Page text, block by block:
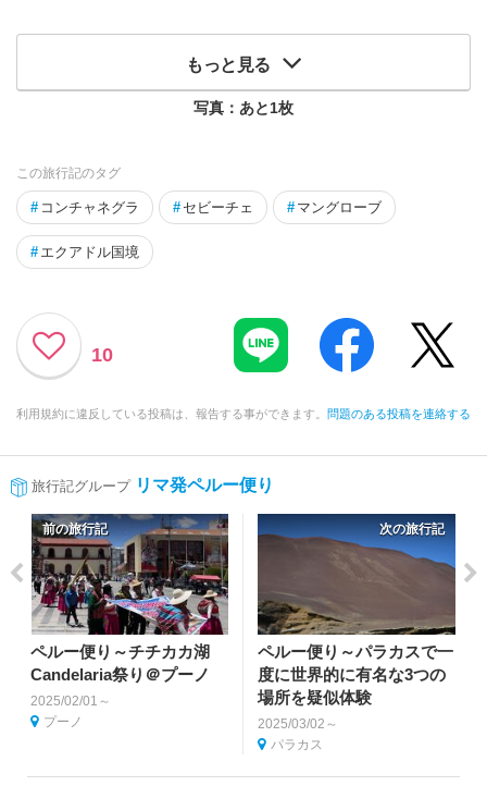
もっと見る
写真：あと1枚
この旅行記のタグ
# コンチャネグラ # セビーチェ # マングローブ
# エクアドル国境
10
利用規約に違反している投稿は、報告する事ができます。 問題のある投稿を連絡する
旅行記グループ リマ発ペルー便り
前の旅行記
ペルー便り～チチカカ湖
Candelaria祭り＠プーノ
2025/02/01～
プーノ
次の旅行記
ペルー便り～パラカスで一
度に世界的に有名な3つの
場所を疑似体験
2025/03/02～
パラカス